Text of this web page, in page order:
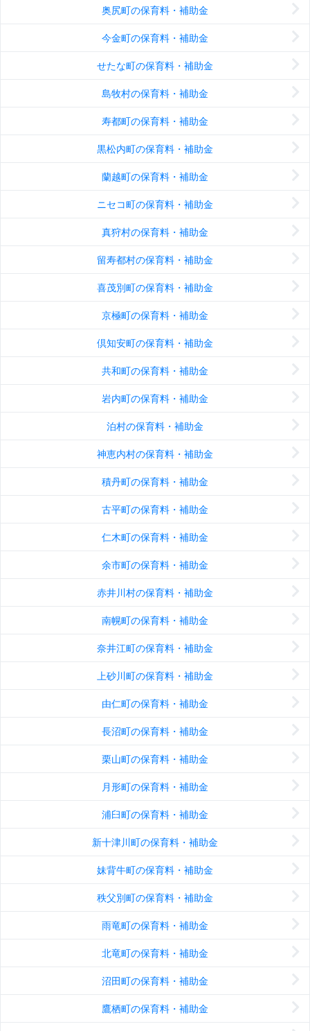
奥尻町の保育料・補助金
今金町の保育料・補助金
せたな町の保育料・補助金
島牧村の保育料・補助金
寿都町の保育料・補助金
黒松内町の保育料・補助金
蘭越町の保育料・補助金
ニセコ町の保育料・補助金
真狩村の保育料・補助金
留寿都村の保育料・補助金
喜茂別町の保育料・補助金
京極町の保育料・補助金
倶知安町の保育料・補助金
共和町の保育料・補助金
岩内町の保育料・補助金
泊村の保育料・補助金
神恵内村の保育料・補助金
積丹町の保育料・補助金
古平町の保育料・補助金
仁木町の保育料・補助金
余市町の保育料・補助金
赤井川村の保育料・補助金
南幌町の保育料・補助金
奈井江町の保育料・補助金
上砂川町の保育料・補助金
由仁町の保育料・補助金
長沼町の保育料・補助金
栗山町の保育料・補助金
月形町の保育料・補助金
浦臼町の保育料・補助金
新十津川町の保育料・補助金
妹背牛町の保育料・補助金
秩父別町の保育料・補助金
雨竜町の保育料・補助金
北竜町の保育料・補助金
沼田町の保育料・補助金
鷹栖町の保育料・補助金